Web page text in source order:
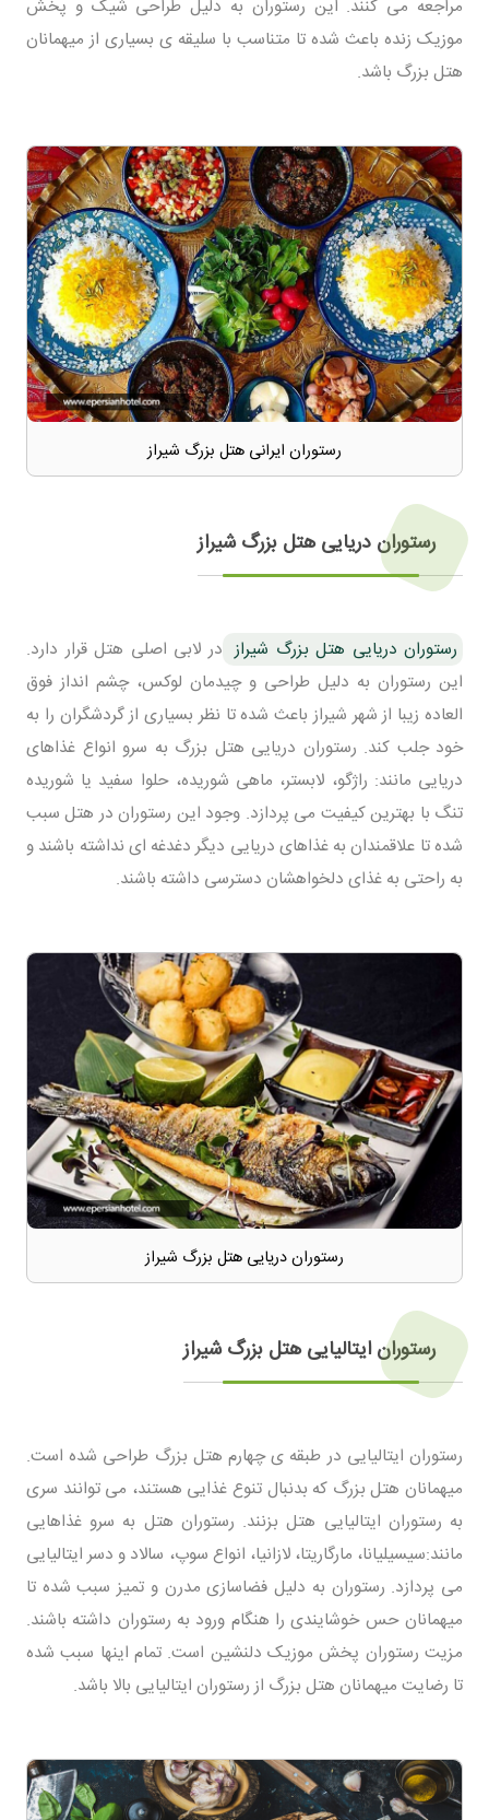
مراجعه می کنند. این رستوران به دلیل طراحی شیک و پخش
موزیک زنده باعث شده تا متناسب با سلیقه ی بسیاری از میهمانان
هتل بزرگ باشد.
رستوران ایرانی هتل بزرگ شیراز
رستوران دریایی هتل بزرگ شیراز
رستوران دریایی هتل بزرگ شیراز در لابی اصلی هتل قرار دارد.
این رستوران به دلیل طراحی و چیدمان لوکس، چشم انداز فوق
العاده زیبا از شهر شیراز باعث شده تا نظر بسیاری از گردشگران را به
خود جلب کند. رستوران دریایی هتل بزرگ به سرو انواع غذاهای
دریایی مانند: راژگو، لابستر، ماهی شوریده، حلوا سفید یا شوریده
تنگ با بهترین کیفیت می پردازد. وجود این رستوران در هتل سبب
شده تا علاقمندان به غذاهای دریایی دیگر دغدغه ای نداشته باشند و
به راحتی به غذای دلخواهشان دسترسی داشته باشند.
رستوران دریایی هتل بزرگ شیراز
رستوران ایتالیایی هتل بزرگ شیراز
رستوران ایتالیایی در طبقه ی چهارم هتل بزرگ طراحی شده است.
میهمانان هتل بزرگ که بدنبال تنوع غذایی هستند، می توانند سری
به رستوران ایتالیایی هتل بزنند. رستوران هتل به سرو غذاهایی
مانند:سیسیلیانا، مارگاریتا، لازانیا، انواع سوپ، سالاد و دسر ایتالیایی
می پردازد. رستوران به دلیل فضاسازی مدرن و تمیز سبب شده تا
میهمانان حس خوشایندی را هنگام ورود به رستوران داشته باشند.
مزیت رستوران پخش موزیک دلنشین است. تمام اینها سبب شده
تا رضایت میهمانان هتل بزرگ از رستوران ایتالیایی بالا باشد.